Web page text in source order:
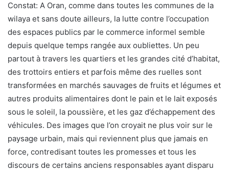
Constat: A Oran, comme dans toutes les communes de la
wilaya et sans doute ailleurs, la lutte contre l’occupation
des espaces publics par le commerce informel semble
depuis quelque temps rangée aux oubliettes. Un peu
partout à travers les quartiers et les grandes cité d’habitat,
des trottoirs entiers et parfois même des ruelles sont
transformées en marchés sauvages de fruits et légumes et
autres produits alimentaires dont le pain et le lait exposés
sous le soleil, la poussière, et les gaz d’échappement des
véhicules. Des images que l’on croyait ne plus voir sur le
paysage urbain, mais qui reviennent plus que jamais en
force, contredisant toutes les promesses et tous les
discours de certains anciens responsables ayant disparu